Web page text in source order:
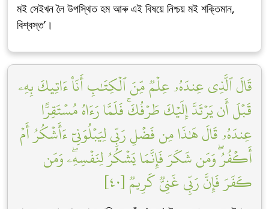
মই সেইখন লৈ উপস্থিত হম আৰু এই বিষয়ে নিশ্চয় মই শক্তিমান,
বিশ্বস্ত’।
قَالَ ٱلَّذِي عِندَهُۥ عِلۡمٞ مِّنَ ٱلۡكِتَٰبِ أَنَا۠ ءَاتِيكَ بِهِۦ
قَبۡلَ أَن يَرۡتَدَّ إِلَيۡكَ طَرۡفُكَۚ فَلَمَّا رَءَاهُ مُسۡتَقِرًّا
عِندَهُۥ قَالَ هَٰذَا مِن فَضۡلِ رَبِّي لِيَبۡلُوَنِيٓ ءَأَشۡكُرُ أَمۡ
أَكۡفُرُۖ وَمَن شَكَرَ فَإِنَّمَا يَشۡكُرُ لِنَفۡسِهِۦۖ وَمَن
كَفَرَ فَإِنَّ رَبِّي غَنِيّٞ كَرِيمٞ [٤٠]